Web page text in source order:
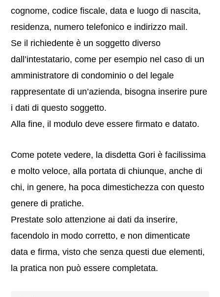
cognome, codice fiscale, data e luogo di nascita,
residenza, numero telefonico e indirizzo mail.
Se il richiedente è un soggetto diverso
dall’intestatario, come per esempio nel caso di un
amministratore di condominio o del legale
rappresentate di un’azienda, bisogna inserire pure
i dati di questo soggetto.
Alla fine, il modulo deve essere firmato e datato.
Come potete vedere, la disdetta Gori è facilissima
e molto veloce, alla portata di chiunque, anche di
chi, in genere, ha poca dimestichezza con questo
genere di pratiche.
Prestate solo attenzione ai dati da inserire,
facendolo in modo corretto, e non dimenticate
data e firma, visto che senza questi due elementi,
la pratica non può essere completata.